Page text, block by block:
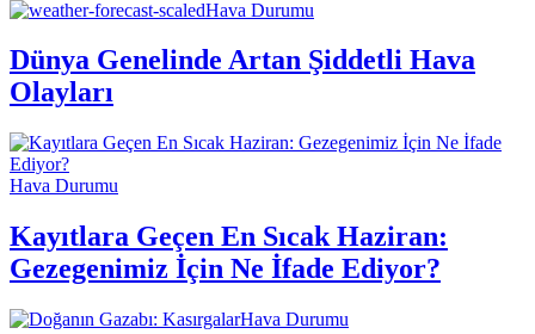
Hava Durumu
Dünya Genelinde Artan Şiddetli Hava
Olayları
Hava Durumu
Kayıtlara Geçen En Sıcak Haziran:
Gezegenimiz İçin Ne İfade Ediyor?
Hava Durumu